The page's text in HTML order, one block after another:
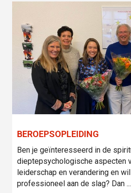
BEROEPSOPLEIDING
Ben je geïnteresseerd in de
dieptepsychologische aspecten
leiderschap en verandering en
professioneel aan de slag? Dan ...